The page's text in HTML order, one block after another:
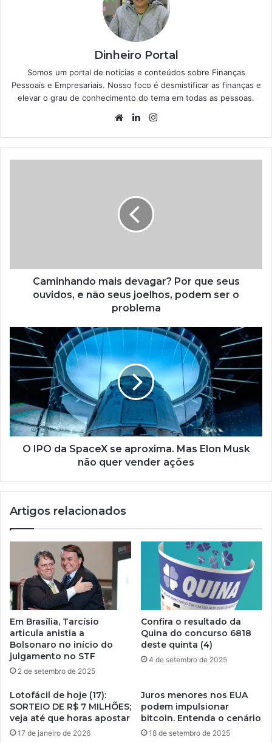
Dinheiro Portal
Somos um portal de notícias e conteúdos sobre Finanças
Pessoais e Empresariais. Nosso foco é desmistificar as finanças e
elevar o grau de conhecimento do tema em todas as pessoas.
WebsiteLinkedin
Caminhando mais devagar? Por que seus
ouvidos, e não seus joelhos, podem ser o
problema
O IPO da SpaceX se aproxima. Mas Elon Musk
não quer vender ações
Artigos relacionados
Em Brasília, Tarcísio
articula anistia a
Bolsonaro no início do
julgamento no STF
2 de setembro de 2025
Confira o resultado da
Quina do concurso 6818
deste quinta (4)
4 de setembro de 2025
Lotofácil de hoje (17):
SORTEIO DE R$ 7 MILHÕES;
veja até que horas apostar
17 de janeiro de 2026
Juros menores nos EUA
podem impulsionar
bitcoin. Entenda o cenário
18 de setembro de 2025